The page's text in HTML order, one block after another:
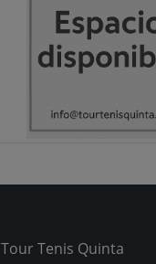
Tour Tenis Quinta